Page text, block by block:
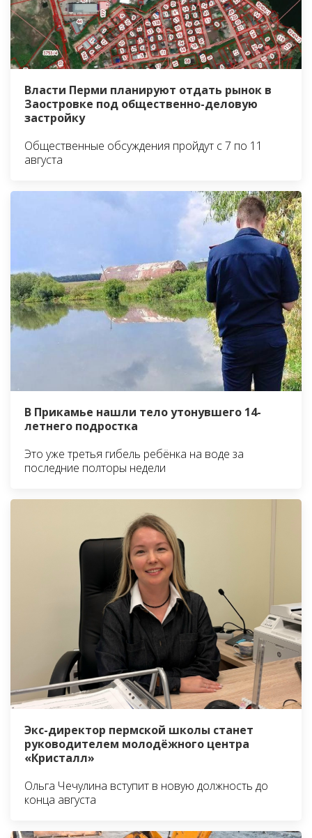
Власти Перми планируют отдать рынок в
Заостровке под общественно-деловую
застройку
Общественные обсуждения пройдут с 7 по 11
августа
В Прикамье нашли тело утонувшего 14-
летнего подростка
Это уже третья гибель ребёнка на воде за
последние полторы недели
Экс-директор пермской школы станет
руководителем молодёжного центра
«Кристалл»
Ольга Чечулина вступит в новую должность до
конца августа